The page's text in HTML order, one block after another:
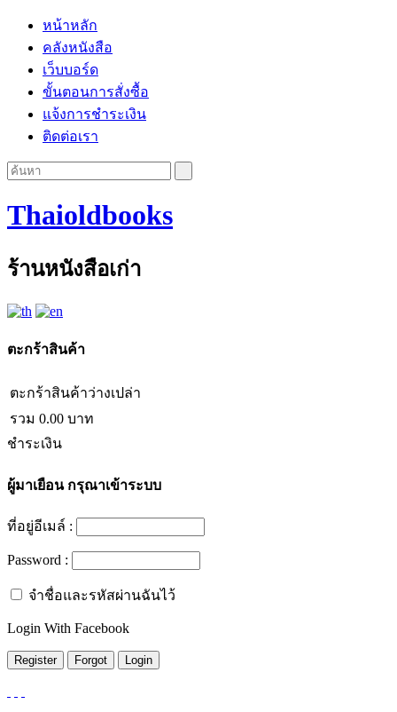
หน้าหลัก
คลังหนังสือ
เว็บบอร์ด
ขั้นตอนการสั่งซื้อ
แจ้งการชำระเงิน
ติดต่อเรา
Thaioldbooks
ร้านหนังสือเก่า
ตะกร้าสินค้า
ตะกร้าสินค้าว่างเปล่า
รวม 0.00 บาท
ชำระเงิน
ผู้มาเยือนกรุณาเข้าระบบ
ที่อยู่อีเมล์ :
Password :
จำชื่อและรหัสผ่านฉันไว้
Login With Facebook